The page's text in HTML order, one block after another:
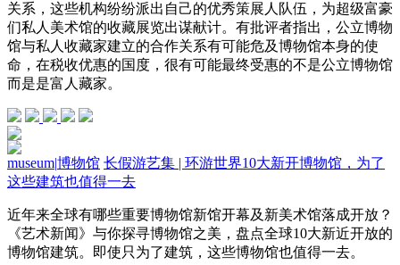
关系，这些机构纷纷派出自己的优秀策展人队伍，为超级富豪
们私人美术馆的收藏展览出谋献计。有批评者指出，公立博物
馆与私人收藏家建立的合作关系有可能危及博物馆本身的使
命，在税收优惠的国度，很有可能最终受惠的不是公立博物馆
而是是富人藏家。
museum|博物馆 长假游艺集 | 环游世界10大新开博物馆，为了
这些建筑也值得一去
近年来全球有哪些重要博物馆新馆开幕及新美术馆落成开放？
《艺术新闻》与你探寻博物馆之美，盘点全球10大新近开放的
博物馆建筑。即使只为了建筑，这些博物馆也值得一去。